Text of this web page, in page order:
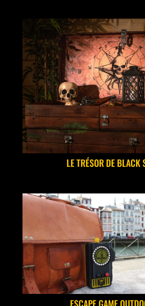
LE TRÉSOR DE BLACK